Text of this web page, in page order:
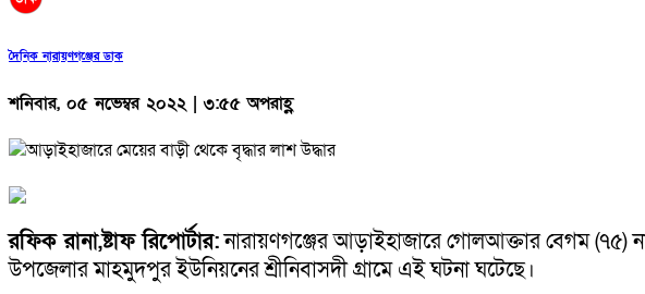
দৈনিক নারায়ণগঞ্জের ডাক
শনিবার, ০৫ নভেম্বর ২০২২ | ৩:৫৫ অপরাহ্ণ
রফিক রানা,ষ্টাফ রিপোর্টার:নারায়ণগঞ্জের আড়াইহাজারে গোলআক্তার বেগম (৭৫)
উপজেলার মাহমুদপুর ইউনিয়নের শ্রীনিবাসদী গ্রামে এই ঘটনা ঘটেছে।